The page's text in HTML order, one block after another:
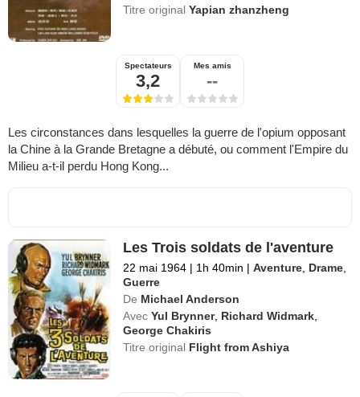
Titre originalYapian zhanzheng
Spectateurs
3,2
Mes amis
--
Les circonstances dans lesquelles la guerre de l'opium opposant
la Chine à la Grande Bretagne a débuté, ou comment l'Empire du
Milieu a-t-il perdu Hong Kong...
Les Trois soldats de l'aventure
22 mai 1964 | 1h 40min | Aventure Drame
Guerre
De Michael Anderson
Avec Yul Brynner, Richard Widmark
George Chakiris
Titre original Flight from Ashiya